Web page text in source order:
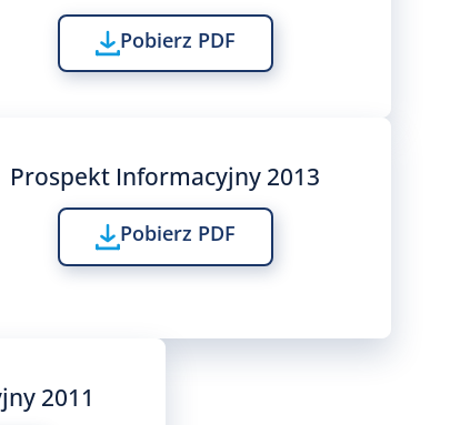
Pobierz PDF
Prospekt Informacyjny 2013
Pobierz PDF
2011